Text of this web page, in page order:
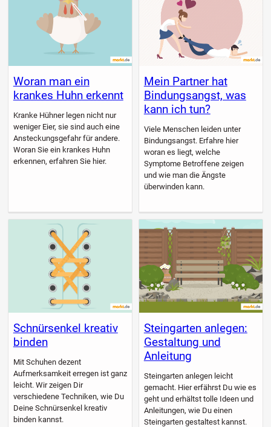
Woran man ein
krankes Huhn erkennt
Kranke Hühner legen nicht nur
weniger Eier, sie sind auch eine
Ansteckungsgefahr für andere.
Woran Sie ein krankes Huhn
erkennen, erfahren Sie hier.
Mein Partner hat
Bindungsangst, was
kann ich tun?
Viele Menschen leiden unter
Bindungsangst. Erfahre hier
woran es liegt, welche
Symptome Betroffene zeigen
und wie man die Ängste
überwinden kann.
Schnürsenkel kreativ
binden
Mit Schuhen dezent
Aufmerksamkeit erregen ist ganz
leicht. Wir zeigen Dir
verschiedene Techniken, wie Du
Deine Schnürsenkel kreativ
binden kannst.
Steingarten anlegen:
Gestaltung und
Anleitung
Steingarten anlegen leicht
gemacht. Hier erfährst Du wie es
geht und erhältst tolle Ideen und
Anleitungen, wie Du einen
Steingarten gestaltest kannst.